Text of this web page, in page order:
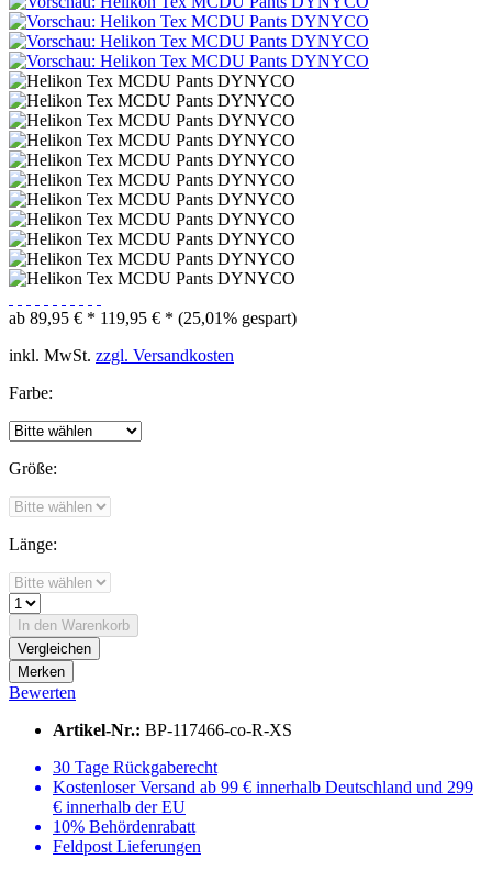
ab 89,95 € * 119,95 € * (25,01% gespart)
inkl. MwSt. zzgl. Versandkosten
Farbe:
Größe:
Länge:
In den Warenkorb
Vergleichen
Merken
Bewerten
Artikel-Nr.: BP-117466-co-R-XS
30 Tage Rückgaberecht
Kostenloser Versand ab 99 € innerhalb Deutschland und 299
€ innerhalb der EU
10% Behördenrabatt
Feldpost Lieferungen